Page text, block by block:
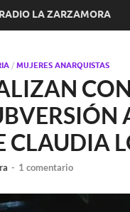
RADIO LA ZARZAMORA
/ MUJERES ANARQUISTAS
CLAUDIA
- 1 comentario